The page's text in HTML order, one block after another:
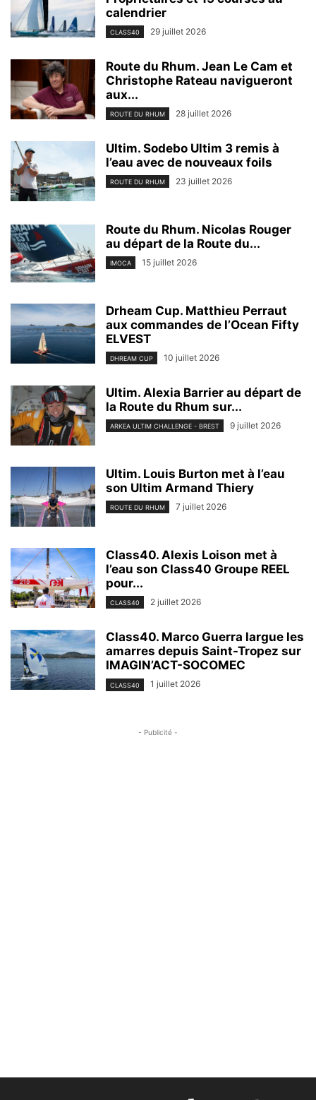
calendrier
CLASS40 29 juillet 2026
Route du Rhum. Jean Le Cam et
Christophe Rateau navigueront
aux...
ROUTE DU RHUM 28 juillet 2026
Ultim. Sodebo Ultim 3 remis à
l’eau avec de nouveaux foils
ROUTE DU RHUM 23 juillet 2026
Route du Rhum. Nicolas Rouger
au départ de la Route du...
IMOCA 15 juillet 2026
Drheam Cup. Matthieu Perraut
aux commandes de l’Ocean Fifty
ELVEST
DHREAM CUP 10 juillet 2026
Ultim. Alexia Barrier au départ de
la Route du Rhum sur...
ARKEA ULTIM CHALLENGE - BREST 9 juillet 2026
Ultim. Louis Burton met à l’eau
son Ultim Armand Thiery
ROUTE DU RHUM 7 juillet 2026
Class40. Alexis Loison met à
l’eau son Class40 Groupe REEL
pour...
CLASS40 2 juillet 2026
Class40. Marco Guerra largue les
amarres depuis Saint-Tropez sur
IMAGIN’ACT-SOCOMEC
CLASS40 1 juillet 2026
- Publicité -